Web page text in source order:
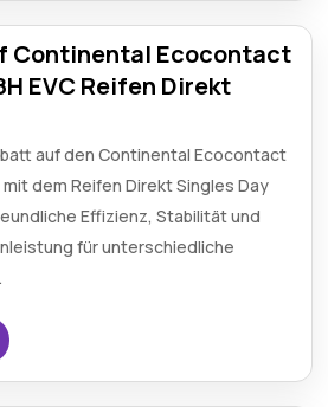
Continental Ecocontact
EVC Reifen Direkt
auf den Continental Ecocontact
mit dem Reifen Direkt Singles Day
Effizienz, Stabilität und
für unterschiedliche